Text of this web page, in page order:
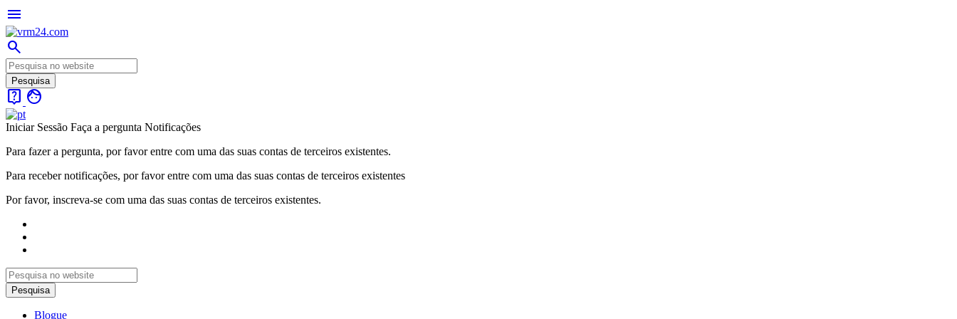
menu
search
live_help face
Iniciar Sessão Faça a pergunta Notificações
Para fazer a pergunta, por favor entre com uma das suas contas de terceiros existentes.
Para receber notificações, por favor entre com uma das suas contas de terceiros existentes
Por favor, inscreva-se com uma das suas contas de terceiros existentes.
Blogue